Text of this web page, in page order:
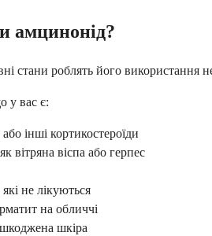
амцинонід?
стани роблять його
у вас є:
інші кортикостероїди
вітряна віспа або герпес
які не лікуються
на обличчі
шкіра